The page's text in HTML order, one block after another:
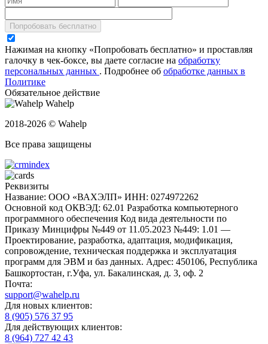
Попробовать бесплатно
Нажимая на кнопку «Попробовать бесплатно» и проставляя
галочку в чек-боксе, вы даете согласие на обработку
персональных данных . Подробнее об обработке данных в
Политике
Обязательное действие
Wahelp
2018-2026 © Wahelp
Все права защищены
Реквизиты
Название: ООО «ВАХЭЛП» ИНН: 0274972262
Основной код ОКВЭД: 62.01 Разработка компьютерного
программного обеспечения Код вида деятельности по
Приказу Минцифры №449 от 11.05.2023 №449: 1.01 —
Проектирование, разработка, адаптация, модификация,
сопровождение, техническая поддержка и эксплуатация
программ для ЭВМ и баз данных. Адрес: 450106, Республика
Башкортостан, г.Уфа, ул. Бакалинская, д. 3, oф. 2
Почта:
support@wahelp.ru
Для новых клиентов:
8 (905) 576 37 95
Для действующих клиентов:
8 (964) 727 42 43